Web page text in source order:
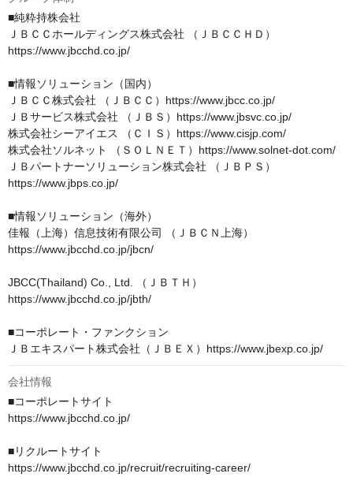
■純粋持株会社
ＪＢＣＣホールディングス株式会社 （ＪＢＣＣＨＤ）
https://www.jbcchd.co.jp/
■情報ソリューション（国内）
ＪＢＣＣ株式会社 （ＪＢＣＣ）https://www.jbcc.co.jp/
ＪＢサービス株式会社 （ＪＢＳ）https://www.jbsvc.co.jp/
株式会社シーアイエス （ＣＩＳ）https://www.cisjp.com/
株式会社ソルネット （ＳＯＬＮＥＴ）https://www.solnet-dot.com/
ＪＢパートナーソリューション株式会社 （ＪＢＰＳ）
https://www.jbps.co.jp/
■情報ソリューション（海外）
佳報（上海）信息技術有限公司 （ＪＢＣＮ上海）
https://www.jbcchd.co.jp/jbcn/
JBCC(Thailand) Co., Ltd. （ＪＢＴＨ）
https://www.jbcchd.co.jp/jbth/
■コーポレート・ファンクション
ＪＢエキスパート株式会社（ＪＢＥＸ）https://www.jbexp.co.jp/
会社情報
■コーポレートサイト
https://www.jbcchd.co.jp/
■リクルートサイト
https://www.jbcchd.co.jp/recruit/recruiting-career/